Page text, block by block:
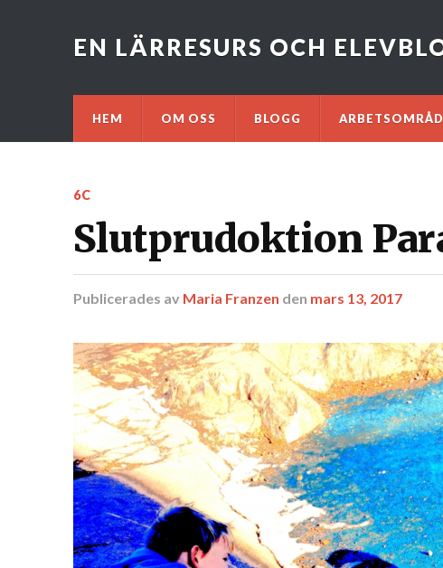
EN LÄRRESURS OCH
HEM OM OSS BLOGG
6C
Slutprudoktion
Publicerades av Maria Franzen den mars 13, 2017